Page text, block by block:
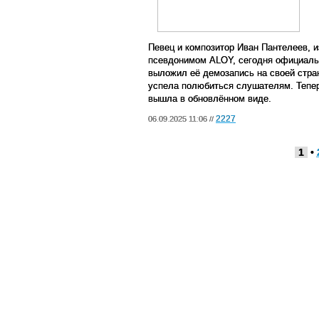
Певец и композитор Иван Пантелеев,
псевдонимом ALOY, сегодня
выложил её демозапись на своей
успела полюбиться слушателям.
вышла в обновлённом виде.
06.09.2025 11:06 // 2227
1 •